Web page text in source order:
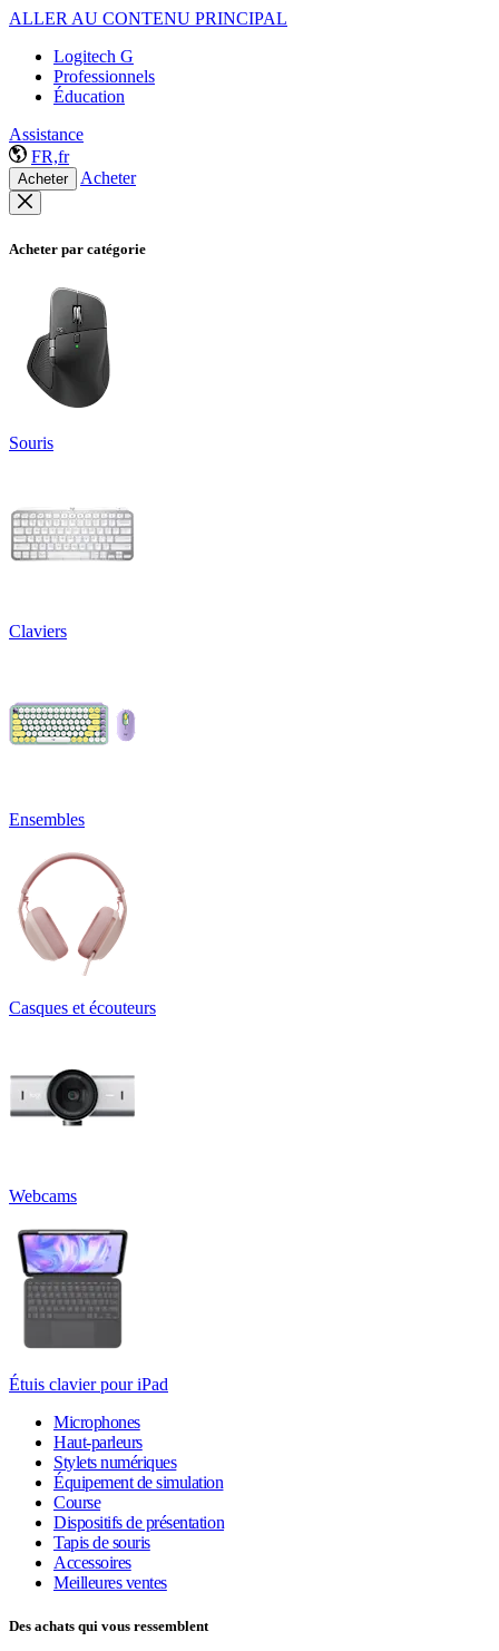
ALLER AU CONTENU PRINCIPAL
Logitech G
Professionnels
Éducation
Assistance
FR,fr
Acheter Acheter
Acheter par catégorie
Souris
Claviers
Ensembles
Casques et écouteurs
Webcams
Étuis clavier pour iPad
Microphones
Haut-parleurs
Stylets numériques
Équipement de simulation
Course
Dispositifs de présentation
Tapis de souris
Accessoires
Meilleures ventes
Des achats qui vous ressemblent